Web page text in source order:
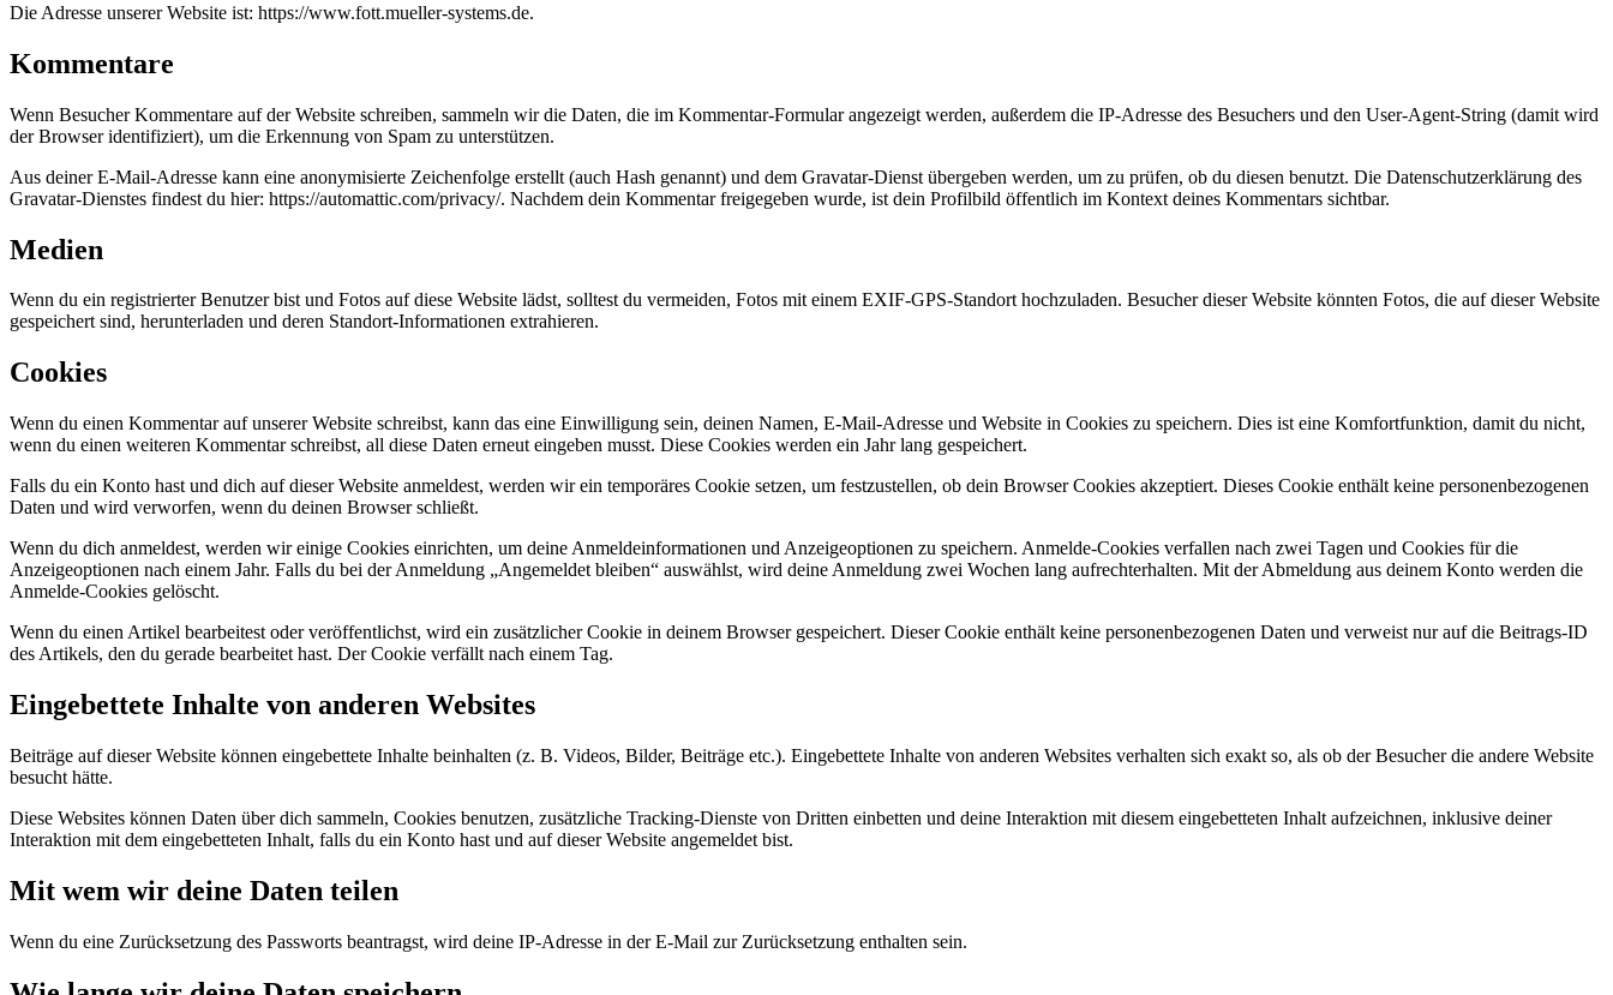
Die Adresse unserer Website ist: https://www.fott.mueller-systems.de.
Kommentare
Wenn Besucher Kommentare auf der Website schreiben, sammeln wir die Daten, die im Kommentar-Formular angezeigt werden, außerdem die IP-Adresse des Besuchers und den User-Agent-String (damit wird
der Browser identifiziert), um die Erkennung von Spam zu unterstützen.
Aus deiner E-Mail-Adresse kann eine anonymisierte Zeichenfolge erstellt (auch Hash genannt) und dem Gravatar-Dienst übergeben werden, um zu prüfen, ob du diesen benutzt. Die Datenschutzerklärung des
Gravatar-Dienstes findest du hier: https://automattic.com/privacy/. Nachdem dein Kommentar freigegeben wurde, ist dein Profilbild öffentlich im Kontext deines Kommentars sichtbar.
Medien
Wenn du ein registrierter Benutzer bist und Fotos auf diese Website lädst, solltest du vermeiden, Fotos mit einem EXIF-GPS-Standort hochzuladen. Besucher dieser Website könnten Fotos, die auf dieser Website
gespeichert sind, herunterladen und deren Standort-Informationen extrahieren.
Cookies
Wenn du einen Kommentar auf unserer Website schreibst, kann das eine Einwilligung sein, deinen Namen, E-Mail-Adresse und Website in Cookies zu speichern. Dies ist eine Komfortfunktion, damit du nicht,
wenn du einen weiteren Kommentar schreibst, all diese Daten erneut eingeben musst. Diese Cookies werden ein Jahr lang gespeichert.
Falls du ein Konto hast und dich auf dieser Website anmeldest, werden wir ein temporäres Cookie setzen, um festzustellen, ob dein Browser Cookies akzeptiert. Dieses Cookie enthält keine personenbezogenen
Daten und wird verworfen, wenn du deinen Browser schließt.
Wenn du dich anmeldest, werden wir einige Cookies einrichten, um deine Anmeldeinformationen und Anzeigeoptionen zu speichern. Anmelde-Cookies verfallen nach zwei Tagen und Cookies für die
Anzeigeoptionen nach einem Jahr. Falls du bei der Anmeldung „Angemeldet bleiben“ auswählst, wird deine Anmeldung zwei Wochen lang aufrechterhalten. Mit der Abmeldung aus deinem Konto werden die
Anmelde-Cookies gelöscht.
Wenn du einen Artikel bearbeitest oder veröffentlichst, wird ein zusätzlicher Cookie in deinem Browser gespeichert. Dieser Cookie enthält keine personenbezogenen Daten und verweist nur auf die Beitrags-ID
des Artikels, den du gerade bearbeitet hast. Der Cookie verfällt nach einem Tag.
Eingebettete Inhalte von anderen Websites
Beiträge auf dieser Website können eingebettete Inhalte beinhalten (z. B. Videos, Bilder, Beiträge etc.). Eingebettete Inhalte von anderen Websites verhalten sich exakt so, als ob der Besucher die andere Website
besucht hätte.
Diese Websites können Daten über dich sammeln, Cookies benutzen, zusätzliche Tracking-Dienste von Dritten einbetten und deine Interaktion mit diesem eingebetteten Inhalt aufzeichnen, inklusive deiner
Interaktion mit dem eingebetteten Inhalt, falls du ein Konto hast und auf dieser Website angemeldet bist.
Mit wem wir deine Daten teilen
Wenn du eine Zurücksetzung des Passworts beantragst, wird deine IP-Adresse in der E-Mail zur Zurücksetzung enthalten sein.